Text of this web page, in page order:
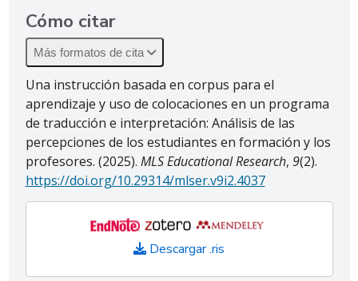
Cómo citar
Más formatos de cita
Una instrucción basada en corpus para el
aprendizaje y uso de colocaciones en un programa
de traducción e interpretación: Análisis de las
percepciones de los estudiantes en formación y los
profesores. (2025). MLS Educational Research, 9(2).
https://doi.org/10.29314/mlser.v9i2.4037
Descargar .ris